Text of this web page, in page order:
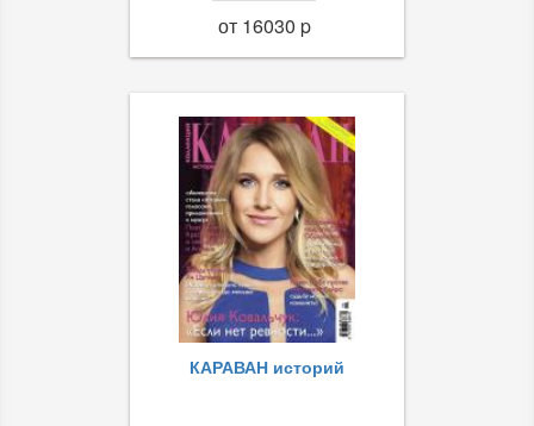
от 16030 p
КАРАВАН историй